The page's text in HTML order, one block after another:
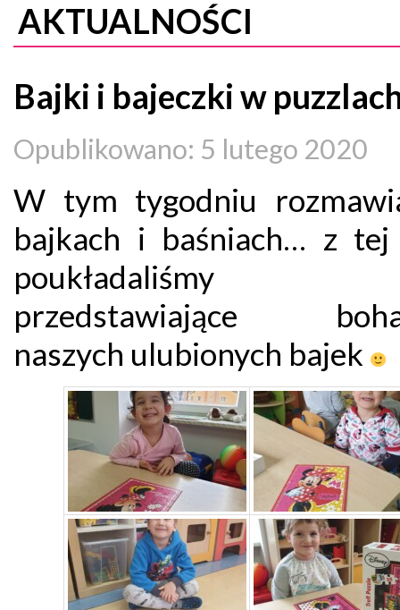
AKTUALNOŚCI
Bajki i bajeczki w
Opublikowano: 5 lutego 2020
W tym tygodniu
bajkach i baśniach… z tej
poukładaliśmy
przedstawiające
naszych ulubionych bajek